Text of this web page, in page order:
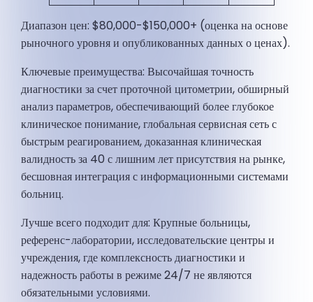
Диапазон цен: $80,000-$150,000+ (оценка на основе
рыночного уровня и опубликованных данных о ценах).
Ключевые преимущества: Высочайшая точность
диагностики за счет проточной цитометрии, обширный
анализ параметров, обеспечивающий более глубокое
клиническое понимание, глобальная сервисная сеть с
быстрым реагированием, доказанная клиническая
валидность за 40 с лишним лет присутствия на рынке,
бесшовная интеграция с информационными системами
больниц.
Лучше всего подходит для: Крупные больницы,
референс-лаборатории, исследовательские центры и
учреждения, где комплексность диагностики и
надежность работы в режиме 24/7 не являются
обязательными условиями.